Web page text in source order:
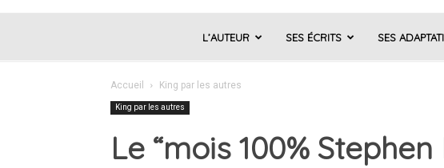
L’AUTEUR SES ÉCRITS SES
Accueil King par les autres
King par les autres
Le “mois 100%